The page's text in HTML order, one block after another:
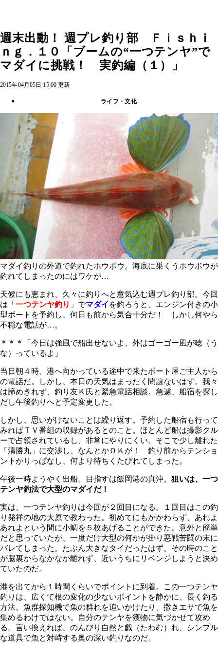
週末出動！ 週プレ釣り部 Ｆｉｓｈｉ
ｎｇ．１０「ブームの“一つテンヤ”で
マダイに挑戦！ 実釣編（１）」
2015年04月05日 15:00 更新
ライフ・文化
マダイ釣りの外道で釣れたホウボウ。海底に巣くうホウボウが
釣れてしまったのにはワケが…
天候にも恵まれ、久々に釣りへと意気込む週プレ釣り部。今回
は「 一つテンヤ釣り 」でマダイ を釣ろうと、エンジン付きの小
型ボートを予約し、何日も前から気合十分だ！ しかし何やら
不穏な電話が…。
＊＊＊「今日は強風で船出せないよ、外はゴーゴー風が唸（う
な）っているよ」
当日朝４時、港へ向かっている途中で来たボート屋ご主人から
の電話だ。しかし、本日の天気はまったく問題ないはず。我々
は諦めきれず、釣り友Ｋ氏と緊急電話相談。急遽、船宿を探し
だし午後釣りへと予定変更した。
しかし、思いがけないことは繰り返す。予約した船宿も行って
みればＴＶ番組の収録があるとのこと。ほとんど船は撮影クル
ーで占領されているし、非常にやりにくい。そこで少し離れた
「清勝丸」に交渉し、なんとかＯＫが！ 釣り前からテンショ
ン下がりっぱなし、何より待ちくたびれてしまった。
午後一時ようやく出船。目指すは飯岡港の真沖。 狙いは、一つ
テンヤ釣法で大型のマダイだ！
実は、一つテンヤ釣りは今回が２回目になる。１回目はこの釣
り発祥の地の大原で教わった。初めてにもかかわらず、あれよ
あれよという間に小鯛を５枚あげることができた。意外と簡単
だと思っていたが、一度だけ大型の何かが掛り悪戦苦闘の末に
バレてしまった。たぶん大きなタイだったはず。その時のこと
が脳裏からなかなか離れず、近いうちにリベンジしようと決め
ていたのだ。
港を出てから１時間くらいでポイントに到着。この一つテンヤ
釣りは、広くて根の変化の少ないポイントを静かに、長く釣る
方法。魚群探知機で魚の群れを追いかけたり、撒きエサで魚を
集めるわけではない。自分のテンヤを獲物に気づかせて攻め
る。言い換えれば、のんびり自然と戯（たわむ）れ、シンプル
な道具で魚と対峙する奥の深い釣りなのだ。